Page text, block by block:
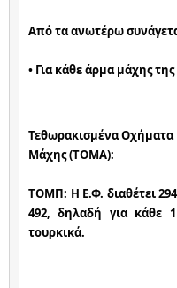
Από τα ανωτέρω
• Για κάθε άρμα μάχης
Τεθωρακισμένα
Μάχης (ΤΟΜΑ):
ΤΟΜΠ: Η Ε.Φ. διαθέτει
492, δηλαδή για κάθε
τουρκικά.